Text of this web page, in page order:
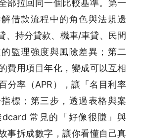
部拉回同一個比較基準。第一
借款流程中的角色與法規邊
、持分貸款、機車/車貸、民間
監理強度與風險差異；第二
費用項目年化，變成可以互相
分率（APR），讓「名目利率
標；第三步，透過表格與案
常見的「好像很賺」與
事拆成數字，讓你看懂自己真